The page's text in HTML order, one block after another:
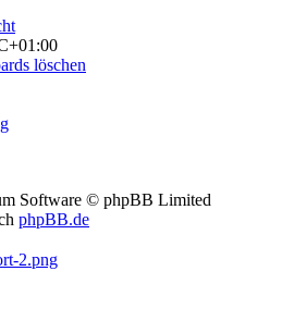
löschen
Software © phpBB Limited
phpBB.de